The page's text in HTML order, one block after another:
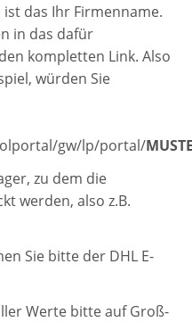
das Ihr Firmenname.
in das dafür
kompletten Link. Also
würden Sie
gw/lp/portal/
zu dem die
werden, also z.B.
Sie bitte der DHL E-
Werte bitte auf Groß-